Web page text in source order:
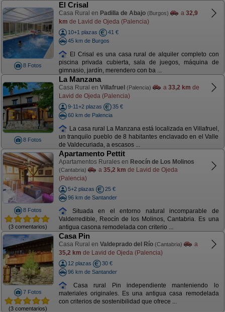
8 Fotos
El Crisal
Casa Rural en Padilla de Abajo (Burgos) a 32,9
km de Lavid de Ojeda (Palencia)
10+1 plazas
41 €
45 km de Burgos
El Crisal es una casa rural de alquiler completo con
piscina privada cubierta, sala de juegos, máquina de
gimnasio, jardín, merendero con ba ...
8 Fotos
La Manzana
Casa Rural en Villafruel (Palencia) a 33,2 km de
Lavid de Ojeda (Palencia)
9-11+2 plazas
35 €
60 km de Palencia
La casa rural La Manzana está localizada en Villafruel,
un tranquilo pueblo de 8 habitantes enclavado en el Valle
de Valdecuriada, a escasos ...
8 Fotos
(3 comentarios)
Apartamento Pettit
Apartamentos Rurales en Reocín de Los Molinos
(Cantabria) a 35,2 km de Lavid de Ojeda
(Palencia)
5+2 plazas
25 €
96 km de Santander
Situada en el entorno natural incomparable de
Valderredible, Reocín de los Molinos, Cantabria. Es una
antigua casona remodelada con criterio ...
7 Fotos
(3 comentarios)
Casa Pin
Casa Rural en Valdeprado del Río (Cantabria)
a
35,2 km de Lavid de Ojeda (Palencia)
12 plazas
30 €
96 km de Santander
Casa rural Pin independiente manteniendo lo
materiales originales. Es una antigua casa remodelada
con criterios de sostenibilidad que ofrece ...